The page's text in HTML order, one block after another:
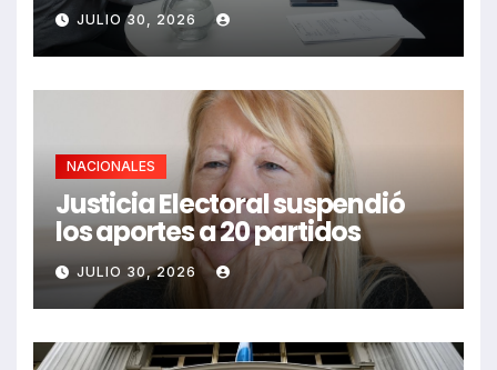
JULIO 30, 2026
NACIONALES
Justicia Electoral suspendió
los aportes a 20 partidos
JULIO 30, 2026